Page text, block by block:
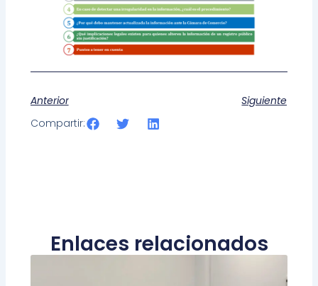
Anterior
Siguiente
Compartir:
Enlaces relacionados